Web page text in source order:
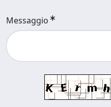
Messaggio